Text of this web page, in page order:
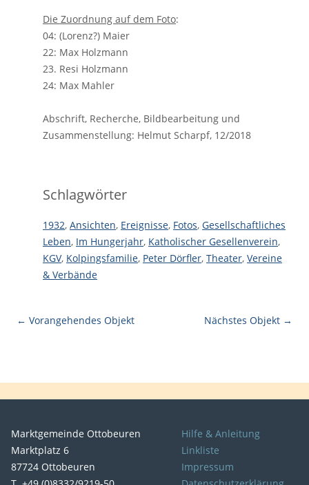
Die Zuordnung auf dem Foto:
04: (Lorenz?) Maier
22: Max Holzmann
23. Resi Holzmann
24: Max Mahler
Abschrift, Recherche, Bildbearbeitung und
Zusammenstellung: Helmut Scharpf, 12/2018
Schlagwörter
1932, Ansichten, Ereignisse, Fotos, Gesellschaftliches
Leben, Im Hungerjahr, Katholischer Gesellenverein,
KGV, Kolpingsfamilie, Peter Dörfler, Theater, Vereine
& Verbände
← Vorangehendes Objekt Nächstes Objekt →
Marktgemeinde Ottobeuren
Marktplatz 6
87724 Ottobeuren
Hilfe & Anleitung
Linkliste
Impressum